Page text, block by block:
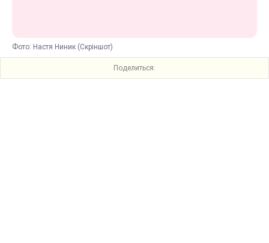
Фото: Настя Ниник (Скріншот)
Поделиться: